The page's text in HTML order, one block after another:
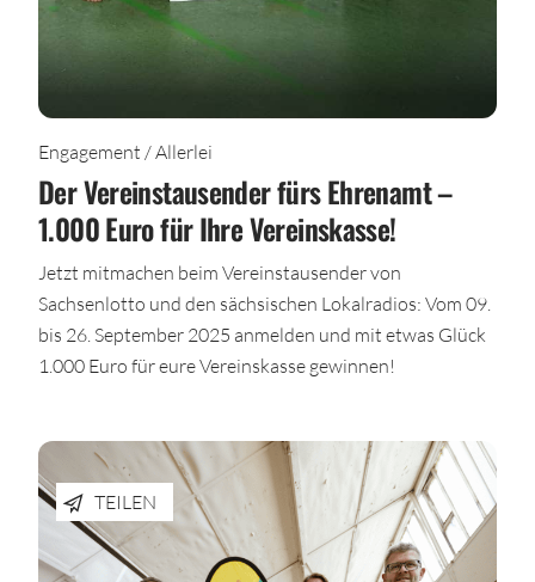
Engagement / Allerlei
Der Vereinstausender fürs Ehrenamt –
1.000 Euro für Ihre Vereinskasse!
Jetzt mitmachen beim Vereinstausender von
Sachsenlotto und den sächsischen Lokalradios: Vom 09.
bis 26. September 2025 anmelden und mit etwas Glück
1.000 Euro für eure Vereinskasse gewinnen!
TEILEN